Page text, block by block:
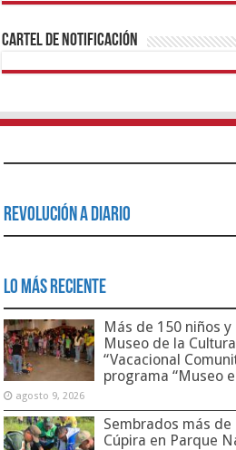
Cartel de Notificación
Revolución a Diario
Lo Más Reciente
Más de 150 niños
Museo de la
“Vacacional
programa “Museo
agosto 9, 2026
Sembrados más
Cúpira en Parque